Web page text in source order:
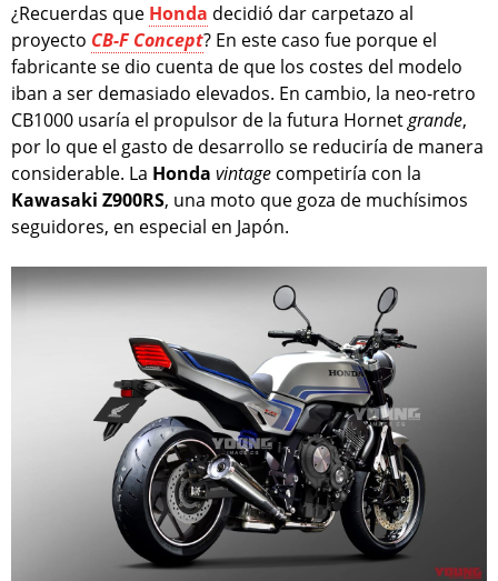
¿Recuerdas que Honda decidió dar carpetazo al
proyecto CB-F Concept? En este caso fue porque el
fabricante se dio cuenta de que los costes del modelo
iban a ser demasiado elevados. En cambio, la neo-retro
CB1000 usaría el propulsor de la futura Hornetgrande,
por lo que el gasto de desarrollo se reduciría de manera
considerable. La Honda vintage competiría con la
Kawasaki Z900RS, una moto que goza de muchísimos
seguidores, en especial en Japón.